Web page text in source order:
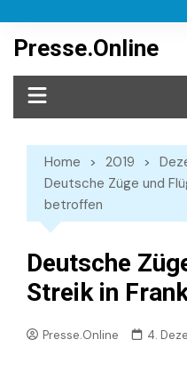
content
Presse.Online
Home 2019
Deutsche Züge und
betroffen
Deutsche
Streik in
Presse.Online 4.